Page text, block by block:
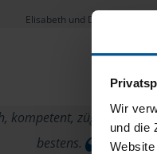
Wir
und die
Elisabeth und Dieter
kompetent, zügige
bestens.